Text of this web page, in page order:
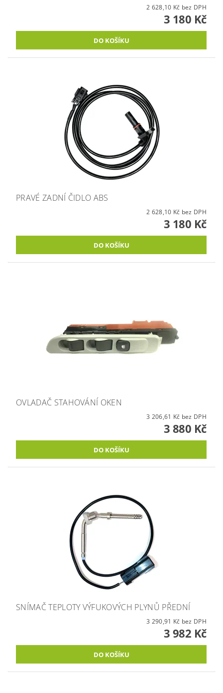
2 628,10 Kč bez DPH
3 180 Kč
PRAVÉ ZADNÍ ČIDLO ABS
2 628,10 Kč bez DPH
3 180 Kč
OVLADAČ STAHOVÁNÍ OKEN
3 206,61 Kč bez DPH
3 880 Kč
SNÍMAČ TEPLOTY VÝFUKOVÝCH PLYNŮ PŘEDNÍ
3 290,91 Kč bez DPH
3 982 Kč